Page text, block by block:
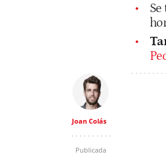
Joan Colás
Publicada